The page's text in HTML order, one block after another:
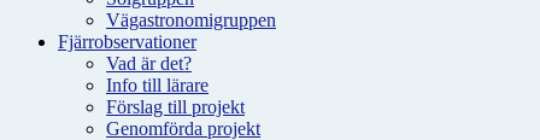
Vägastronomigruppen
Fjärrobservationer
Vad är det?
Info till lärare
Förslag till projekt
Genomförda projekt